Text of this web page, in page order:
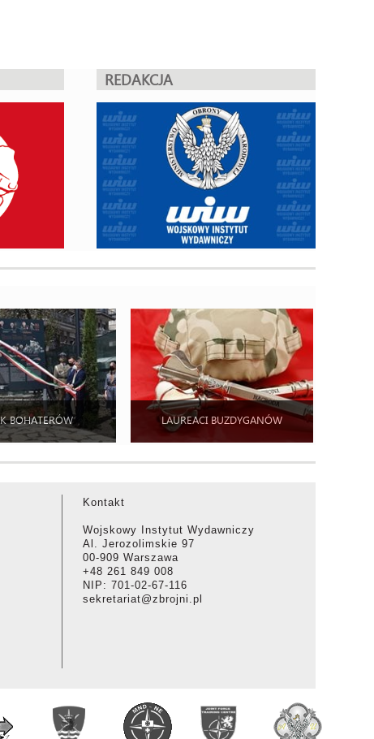
REDAKCJA
BOHATERÓW LAUREACI BUZDYGANÓW
Kontakt
Wojskowy Instytut Wydawniczy
Al. Jerozolimskie 97
00-909 Warszawa
+48 261 849 008
NIP: 701-02-67-116
sekretariat@zbrojni.pl